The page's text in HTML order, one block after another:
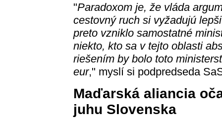
"Paradoxom je, že vláda
cestovný ruch si vyžadujú
preto vzniklo samostatné
niekto, kto sa v tejto oblasti
riešením by bolo toto
eur," myslí si podpredseda
Maďarská aliancia
juhu Slovenska